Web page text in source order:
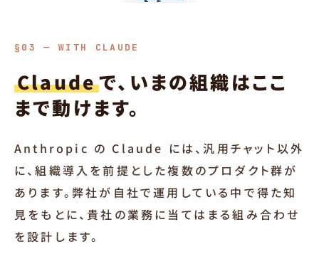
§03 — WITH CLAUDE
Claudeで、いまの組織はここ
まで動けます。
Anthropic の Claude には、汎用チャット以外
に、組織導入を前提とした複数のプロダクト群が
あります。弊社が自社で運用している中で得た知
見をもとに、貴社の業務に当てはまる組み合わせ
を設計します。